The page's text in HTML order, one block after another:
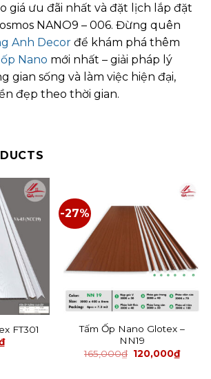
giá ưu đãi nhất và đặt lịch lắp đặt
NANO9 – 006. Đừng quên
Anh Decor để khám phá thêm
Nano mới nhất – giải pháp lý
gian sống và làm việc hiện đại,
đẹp theo thời gian.
FT301
-27%
Tấm Ốp Nano Glotex –
NN19
165,000₫ 120,000₫